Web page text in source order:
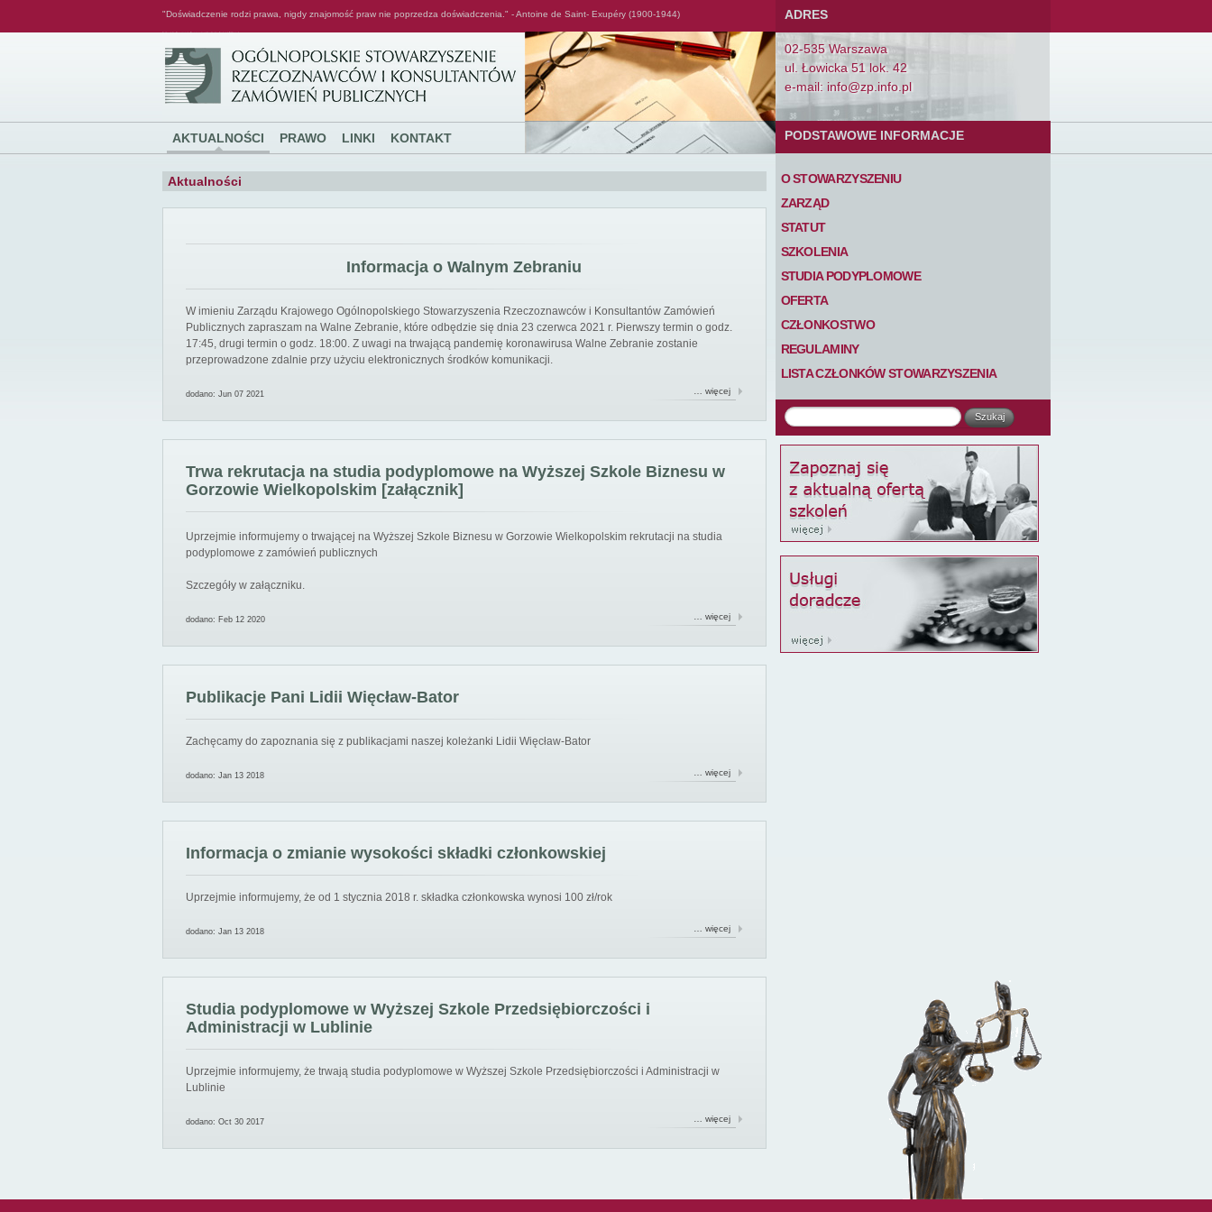
"Doświadczenie rodzi prawa, nigdy znajomość praw nie poprzedza doświadczenia." - Antoine de Saint- Exupéry (1900-1944)
AKTUALNOŚCI PRAWO LINKI KONTAKT
ADRES
02-535 Warszawa
ul. Łowicka 51 lok. 42
e-mail: info@zp.info.pl
PODSTAWOWE INFORMACJE
O STOWARZYSZENIU
ZARZĄD
STATUT
SZKOLENIA
STUDIA PODYPLOMOWE
OFERTA
CZŁONKOSTWO
REGULAMINY
LISTA CZŁONKÓW STOWARZYSZENIA
Aktualności
Informacja o Walnym Zebraniu
W imieniu Zarządu Krajowego Ogólnopolskiego Stowarzyszenia Rzeczoznawców i Konsultantów Zamówień
Publicznych zapraszam na Walne Zebranie, które odbędzie się dnia 23 czerwca 2021 r. Pierwszy termin o godz.
17:45, drugi termin o godz. 18:00. Z uwagi na trwającą pandemię koronawirusa Walne Zebranie zostanie
przeprowadzone zdalnie przy użyciu elektronicznych środków komunikacji.
dodano: Jun 07 2021 … więcej
Trwa rekrutacja na studia podyplomowe na Wyższej Szkole Biznesu w
Gorzowie Wielkopolskim [załącznik]
Uprzejmie informujemy o trwającej na Wyższej Szkole Biznesu w Gorzowie Wielkopolskim rekrutacji na studia
podyplomowe z zamówień publicznych
Szczegóły w załączniku.
dodano: Feb 12 2020 … więcej
Publikacje Pani Lidii Więcław-Bator
Zachęcamy do zapoznania się z publikacjami naszej koleżanki Lidii Więcław-Bator
dodano: Jan 13 2018 … więcej
Informacja o zmianie wysokości składki członkowskiej
Uprzejmie informujemy, że od 1 stycznia 2018 r. składka członkowska wynosi 100 zł/rok
dodano: Jan 13 2018 … więcej
Studia podyplomowe w Wyższej Szkole Przedsiębiorczości i
Administracji w Lublinie
Uprzejmie informujemy, że trwają studia podyplomowe w Wyższej Szkole Przedsiębiorczości i Administracji w
Lublinie
dodano: Oct 30 2017 … więcej